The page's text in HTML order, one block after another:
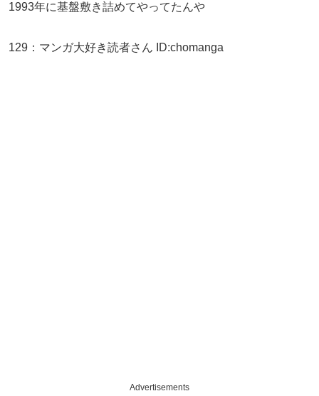
1993年に基盤敷き詰めてやってたんや
129 ： マンガ大好き読者さん ID:chomanga
Advertisements